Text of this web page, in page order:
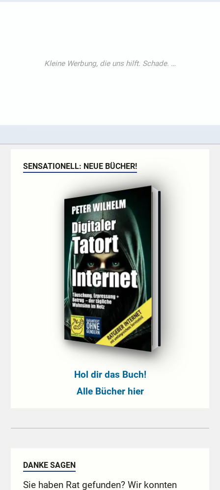
SENSATIONELL: NEUE BÜCHER!
Hol dir das Buch!
Alle Bücher hier
DANKE SAGEN
Sie haben Rat gefunden? Wir konnten